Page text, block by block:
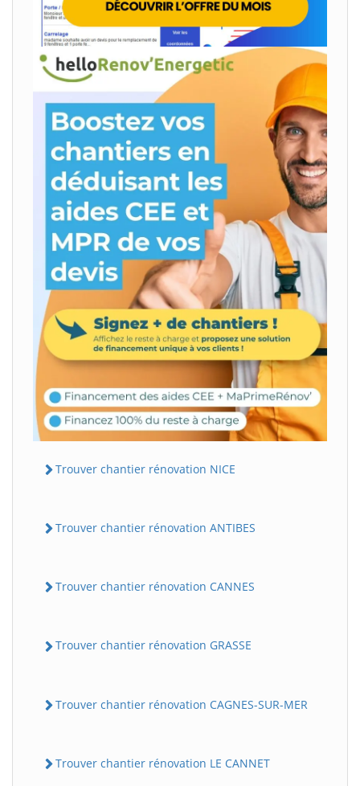
Trouver chantier rénovation NICE
Trouver chantier rénovation ANTIBES
Trouver chantier rénovation CANNES
Trouver chantier rénovation GRASSE
Trouver chantier rénovation CAGNES-SUR-MER
Trouver chantier rénovation LE CANNET